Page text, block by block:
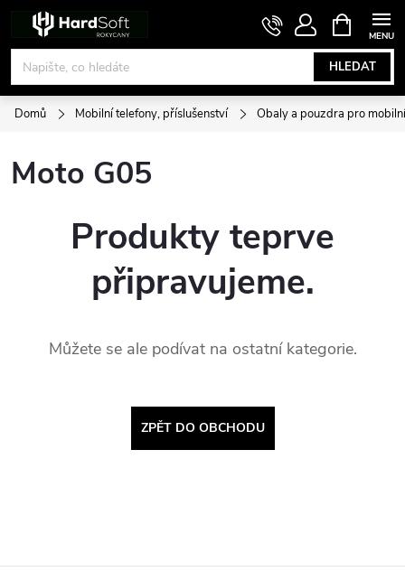
obsah
HLEDAT
NÁKUPNÍ
KOŠÍK
Domů Mobilní telefony, příslušenství Obaly a pouzdra pro
Moto G05
Produkty teprve
připravujeme.
Můžete se ale podívat na ostatní kategorie.
ZPĚT DO OBCHODU